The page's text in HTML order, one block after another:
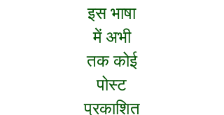
इस भाषा
में अभी
तक कोई
पोस्ट
प्रकाशित